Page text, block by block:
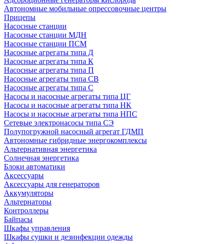
Автономные мобильные опрессовочные центры
Прицепы
Насосные станции
Насосные станции МДН
Насосные станции ПСМ
Насосные агрегаты типа Д
Насосные агрегаты типа К
Насосные агрегаты типа П
Насосные агрегаты типа СВ
Насосные агрегаты типа С
Насосы и насосные агрегаты типа ЦГ
Насосы и насосные агрегаты типа НК
Насосы и насосные агрегаты типа НПС
Сетевые электронасосы типа СЭ
Полупогружной насосный агрегат ГДМП
Автономные гибридные энергокомплексы
Альтернативная энергетика
Солнечная энергетика
Блоки автоматики
Аксессуары
Аксессуары для генераторов
Аккумуляторы
Альтернаторы
Контроллеры
Байпасы
Шкафы управления
Шкафы сушки и дезинфекции одежды